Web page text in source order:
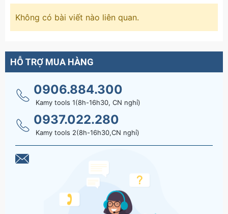
Không có bài viết nào liên quan.
HỖ TRỢ MUA HÀNG
0906.884.300
Kamy tools 1(8h-16h30, CN nghỉ)
0937.022.280
Kamy tools 2(8h-16h30,CN nghỉ)